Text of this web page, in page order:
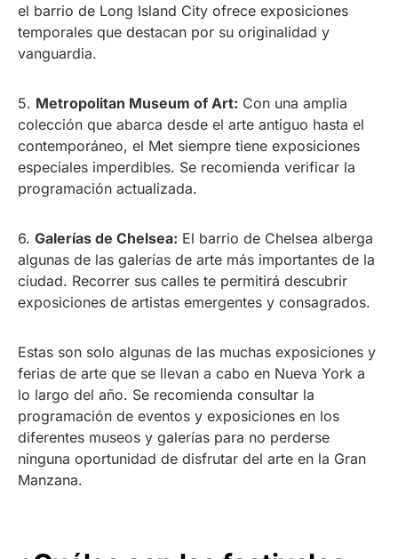
el barrio de Long Island City ofrece exposiciones
temporales que destacan por su originalidad y
vanguardia.
5. Metropolitan Museum of Art: Con una amplia
colección que abarca desde el arte antiguo hasta el
contemporáneo, el Met siempre tiene exposiciones
especiales imperdibles. Se recomienda verificar la
programación actualizada.
6. Galerías de Chelsea: El barrio de Chelsea alberga
algunas de las galerías de arte más importantes de la
ciudad. Recorrer sus calles te permitirá descubrir
exposiciones de artistas emergentes y consagrados.
Estas son solo algunas de las muchas exposiciones y
ferias de arte que se llevan a cabo en Nueva York a
lo largo del año. Se recomienda consultar la
programación de eventos y exposiciones en los
diferentes museos y galerías para no perderse
ninguna oportunidad de disfrutar del arte en la Gran
Manzana.